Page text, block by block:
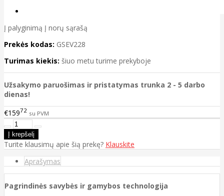
Į palyginimą Į norų sąrašą
Prekės kodas: GSEV228
Turimas kiekis: šiuo metu turime prekyboje
Užsakymo paruošimas ir pristatymas trunka 2 - 5 darbo
dienas!
€15972 su PVM
Turite klausimų apie šią prekę? Klauskite
Aprašymas
Pagrindinės savybės ir gamybos technologija